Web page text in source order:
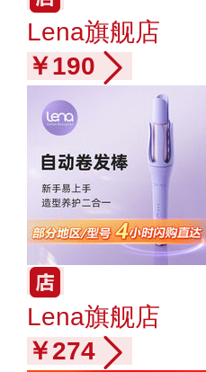
Lena旗舰店
￥190
Lena旗舰店
￥274